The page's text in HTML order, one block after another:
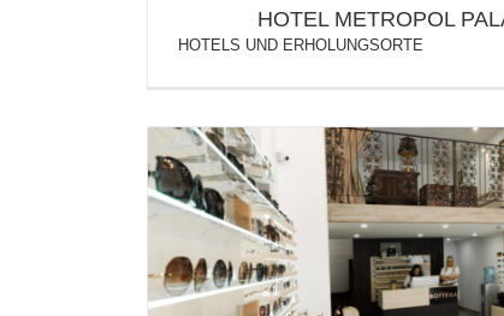
HOTEL METROPOL
HOTELS UND ERHOLUNGSORTE